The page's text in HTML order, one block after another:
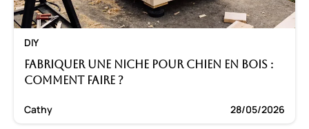
DIY
Fabriquer une niche pour chien en bois :
Comment faire ?
Cathy 28/05/2026